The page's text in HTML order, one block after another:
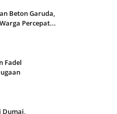
Beton Garuda,
Percepat...
Fadel
Dumai,